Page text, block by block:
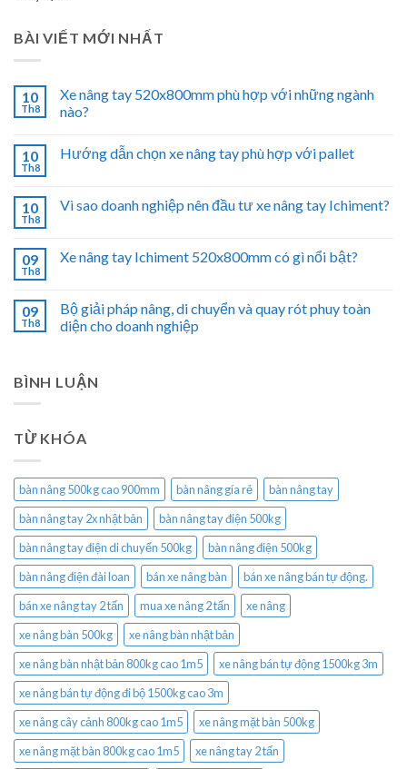
BÀI VIẾT MỚI NHẤT
10
Th8
Xe nâng tay 520x800mm phù hợp với những ngành
nào?
10
Th8
Hướng dẫn chọn xe nâng tay phù hợp với pallet
10
Th8
Vì sao doanh nghiệp nên đầu tư xe nâng tay Ichiment?
09
Th8
Xe nâng tay Ichiment 520x800mm có gì nổi bật?
09
Th8
Bộ giải pháp nâng, di chuyển và quay rót phuy toàn
diện cho doanh nghiệp
BÌNH LUẬN
TỪ KHÓA
bàn nâng 500kg cao 900mm bàn nâng gía rẻ
bàn nâng tay
bàn nâng tay 2x nhật bản
bàn nâng tay điện 500kg
bàn nâng tay điện di chuyển 500kg
bàn nâng điện 500kg
bàn nâng điện đài loan
bán xe nâng bàn
bán xe nâng bán tự động.
bán xe nâng tay 2 tấn
mua xe nâng 2 tấn
xe nâng
xe nâng bàn 500kg
xe nâng bàn nhật bản
xe nâng bàn nhật bản 800kg cao 1m5
xe nâng bán tự động 1500kg 3m
xe nâng bán tự động đi bộ 1500kg cao 3m
xe nâng cây cảnh 800kg cao 1m5
xe nâng mặt bàn 500kg
xe nâng mặt bàn 800kg cao 1m5
xe nâng tay 2 tấn